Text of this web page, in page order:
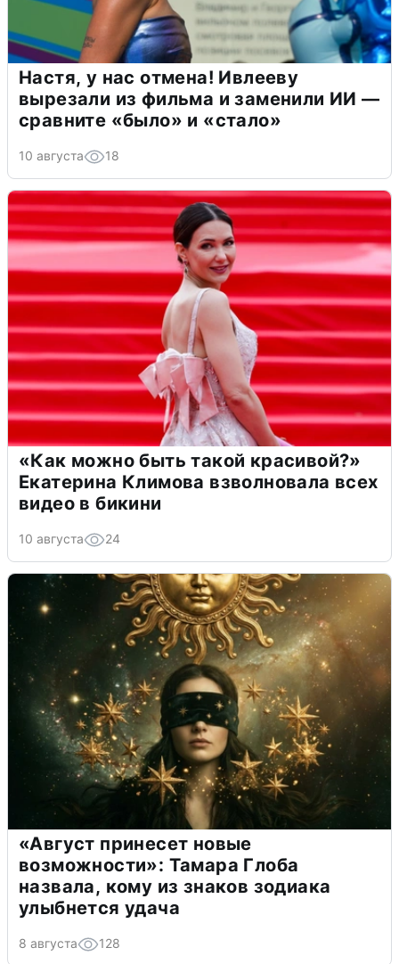
Настя, у нас отмена! Ивлееву
вырезали из фильма и заменили ИИ —
сравните «было» и «стало»
10 августа 18
«Как можно быть такой красивой?»
Екатерина Климова взволновала всех
видео в бикини
10 августа 24
«Август принесет новые
возможности»: Тамара Глоба
назвала, кому из знаков зодиака
улыбнется удача
8 августа 128